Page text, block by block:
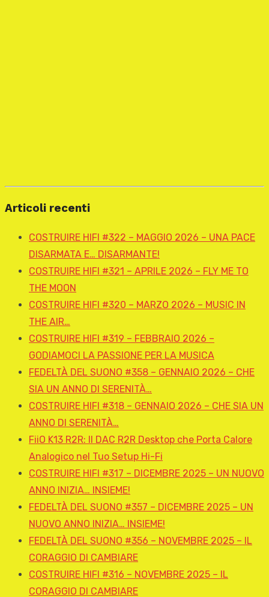
Articoli recenti
COSTRUIRE HIFI #322 – MAGGIO 2026 – UNA PACE
DISARMATA E… DISARMANTE!
COSTRUIRE HIFI #321 – APRILE 2026 – FLY ME TO
THE MOON
COSTRUIRE HIFI #320 – MARZO 2026 – MUSIC IN
THE AIR…
COSTRUIRE HIFI #319 – FEBBRAIO 2026 –
GODIAMOCI LA PASSIONE PER LA MUSICA
FEDELTÀ DEL SUONO #358 – GENNAIO 2026 – CHE
SIA UN ANNO DI SERENITÀ…
COSTRUIRE HIFI #318 – GENNAIO 2026 – CHE SIA UN
ANNO DI SERENITÀ…
FiiO K13 R2R: Il DAC R2R Desktop che Porta Calore
Analogico nel Tuo Setup Hi-Fi
COSTRUIRE HIFI #317 – DICEMBRE 2025 – UN NUOVO
ANNO INIZIA… INSIEME!
FEDELTÀ DEL SUONO #357 – DICEMBRE 2025 – UN
NUOVO ANNO INIZIA… INSIEME!
FEDELTÀ DEL SUONO #356 – NOVEMBRE 2025 – IL
CORAGGIO DI CAMBIARE
COSTRUIRE HIFI #316 – NOVEMBRE 2025 – IL
CORAGGIO DI CAMBIARE